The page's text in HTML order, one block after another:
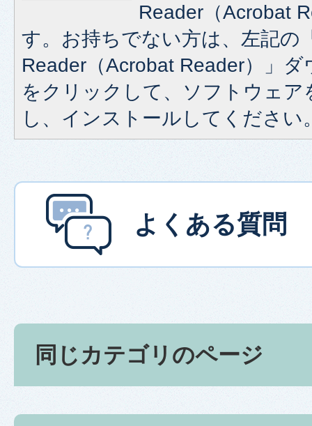
Reader（Acrobat
す。お持ちでない方は、左記の
Reader（Acrobat Reader）」
をクリックして、ソフトウェア
し、インストールしてください
よくある質問
同じカテゴリのページ